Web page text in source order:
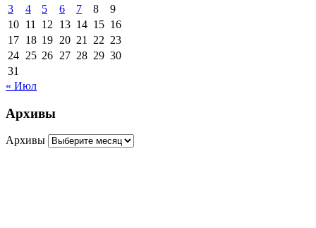
3
4 5 6 7 8
9
10 11 12 13 14 15 16
17 18 19 20 21 22 23
24 25 26 27 28 29 30
31
« Июл
Архивы
Архивы